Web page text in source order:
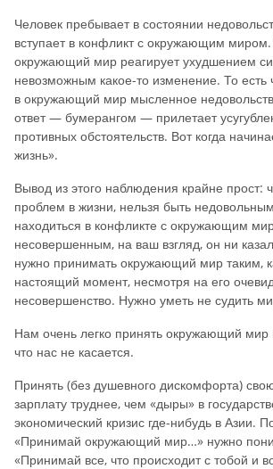
Человек пребывает в состоянии
вступает в конфликт с окружающим
окружающий мир реагирует ухудшением
невозможным какое-то изменение. То есть
в окружающий мир мысленное
ответ — бумерангом — прилетает
противных обстоятельств. Вот когда
жизнь».
Вывод из этого наблюдения крайне прост:
проблем в жизни, нельзя быть
находиться в конфликте с окружающим
несовершенным, на ваш взгляд, он ни
нужно принимать окружающий мир таким,
настоящий момент, несмотря на его
несовершенство. Нужно уметь не судить
Нам очень легко принять окружающий
что нас не касается.
Принять (без душевного дискомфорта)
зарплату труднее, чем «дыры» в
экономический кризис где-нибудь в Азии.
«Принимай окружающий мир…» нужно
«Принимай все, что происходит с тобой и